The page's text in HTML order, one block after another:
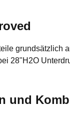
grundsätzlich
28"H2O
und